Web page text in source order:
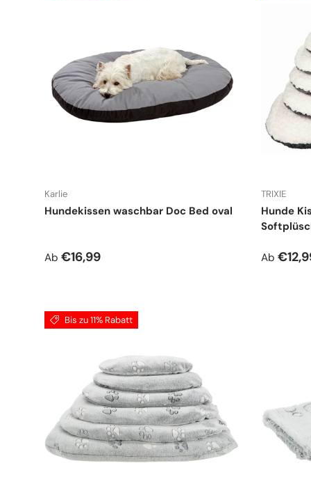
Karlie
Hundekissen waschbar Doc Bed oval
Normaler Preis
Ab €16,99
TRIXIE
Hunde
Ab
Bis zu 11% Rabatt